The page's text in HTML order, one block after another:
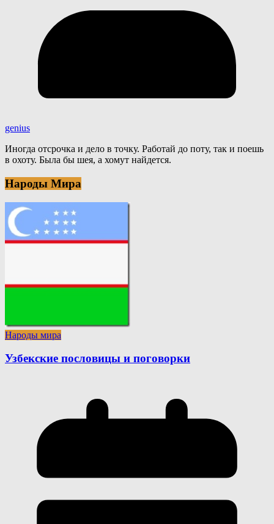
genius
Иногда отсрочка и дело в точку. Работай до поту, так и поешь
в охоту. Была бы шея, а хомут найдется.
Народы Мира
Народы мира
Узбекские пословицы и поговорки